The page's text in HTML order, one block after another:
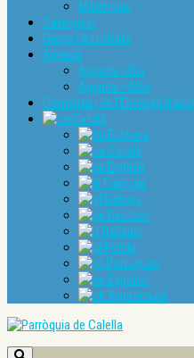
Matrimoni
Catequesi
Grups i Activitats
Agenda
Agenda > Dia
Agenda > Mes
Comentari de l’Evangeli d’avui
Català
Euskara
Català
English
Français
Galego
Deutsch
Italiano
Polski
Português
Español
Українська